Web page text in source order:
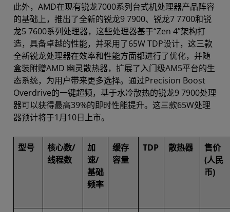
此外，AMD在现有锐龙7000系列台式机处理器产品阵容
的基础上，推出了全新的锐龙9 7900、锐龙7 7700和锐
龙5 7600系列处理器，这些处理器基于“Zen 4”架构打
造，具备卓越的性能，并采用了65W TDP设计，这三款
全新锐龙处理器在效率和性能方面都进行了优化，并随
盒装附赠AMD 幽灵散热器，扩展了入门级AM5平台的生
态系统，为用户带来更多选择。通过Precision Boost
Overdrive的一键超频，基于水冷散热的锐龙9 7900处理
器可以获得最高39%的即时性能提升。这三款65W处理
器预计将于1月10日上市。
型号
核心数/
线程数
加
速/
基础
频率
缓存
容量
TDP 散热器
售价
(人民
币)